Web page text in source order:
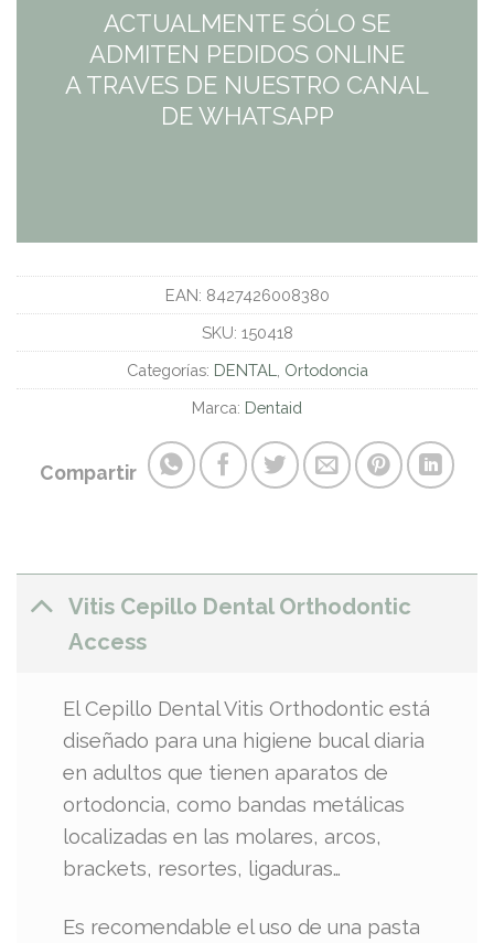
ACTUALMENTE SÓLO SE
ADMITEN PEDIDOS ONLINE
A TRAVES DE NUESTRO CANAL
DE WHATSAPP
EAN: 8427426008380
SKU: 150418
Categorías: DENTAL
Ortodoncia
Marca: Dentaid
Compartir
Vitis Cepillo Dental Orthodontic
Access
El Cepillo Dental Vitis Orthodontic está
diseñado para una higiene bucal diaria
en adultos que tienen aparatos de
ortodoncia, como bandas metálicas
localizadas en las molares, arcos,
brackets, resortes, ligaduras…
Es recomendable el uso de una pasta